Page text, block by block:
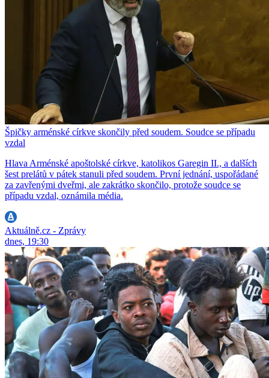
Špičky arménské církve skončily před soudem. Soudce se případu
vzdal
Hlava Arménské apoštolské církve, katolikos Garegin II., a dalších
šest prelátů v pátek stanuli před soudem. První jednání, uspořádané
za zavřenými dveřmi, ale zakrátko skončilo, protože soudce se
případu vzdal, oznámila média.
Aktuálně.cz - Zprávy
dnes, 19:30